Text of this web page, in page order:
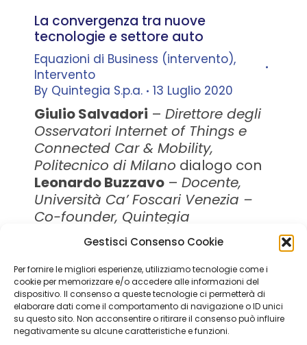
Gestisci Consenso Cookie
Per fornire le migliori esperienze, utilizziamo tecnologie come i
cookie per memorizzare e/o accedere alle informazioni del
dispositivo. Il consenso a queste tecnologie ci permetterà di
elaborare dati come il comportamento di navigazione o ID unici
su questo sito. Non acconsentire o ritirare il consenso può influire
negativamente su alcune caratteristiche e funzioni.
La convergenza tra nuove
tecnologie e settore auto
Equazioni di Business (intervento),
Intervento
By Quintegia S.p.a. 13 Luglio 2020
Giulio Salvadori – Direttore degli
Osservatori Internet of Things e
Connected Car & Mobility,
Politecnico di Milano dialogo con
Leonardo Buzzavo – Docente,
Università Ca’ Foscari Venezia –
Co-founder, Quintegia
Quintegia S.p.a. a Socio Unico
Soggetta a Direzione e Coordinamento di Q Future Srl P.I. e
C.F. 05507380268
P.I (IT) 03933040267 Capitale Sociale 100.000 € I.V.